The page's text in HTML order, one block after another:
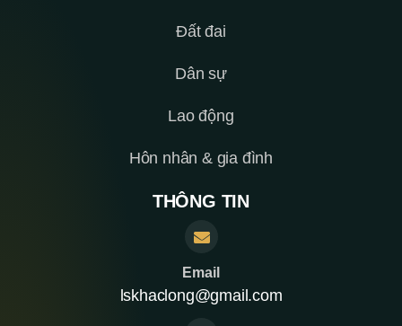
Đất đai
Dân sự
Lao động
Hôn nhân & gia đình
THÔNG TIN
Email
lskhaclong@gmail.com